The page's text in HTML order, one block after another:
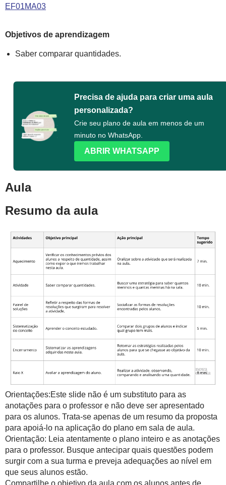
EF01MA03
Objetivos de aprendizagem
Saber comparar quantidades.
Precisa de ajuda para criar uma aula
personalizada?
Crie seu plano de aula em menos de um
minuto no WhatsApp.
ABRIR WHATSAPP
Aula
Resumo da aula
Orientações:Este slide não é um substituto para as
anotações para o professor e não deve ser apresentado
para os alunos. Trata-se apenas de um resumo da proposta
para apoiá-lo na aplicação do plano em sala de aula.
Orientação: Leia atentamente o plano inteiro e as anotações
para o professor. Busque antecipar quais questões podem
surgir com a sua turma e preveja adequações ao nível em
que seus alunos estão.
Compartilhe o objetivo da aula com os alunos antes de